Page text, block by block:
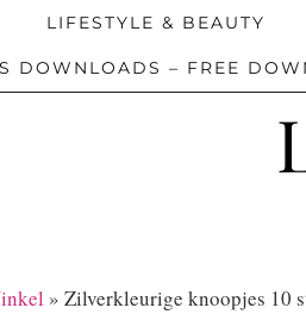
LIFESTYLE & BEAUTY
DOWNLOADS – FREE
» Zilverkleurige knoopjes 10